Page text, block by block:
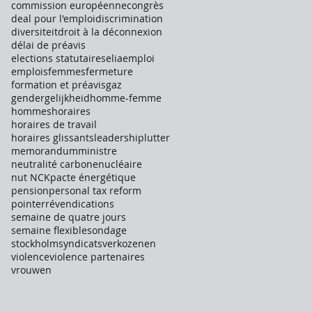
commission européennecongrès
deal pour l'emploidiscrimination
diversiteitdroit à la déconnexion
délai de préavis
elections statutaireseliaemploi
emploisfemmesfermeture
formation et préavisgaz
gendergelijkheidhomme-femme
hommeshoraires
horaires de travail
horaires glissantsleadershiplutter
memorandumministre
neutralité carbonenucléaire
nut NCKpacte énergétique
pensionpersonal tax reform
pointerrévendications
semaine de quatre jours
semaine flexiblesondage
stockholmsyndicatsverkozenen
violenceviolence partenaires
vrouwen